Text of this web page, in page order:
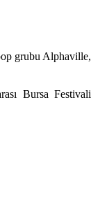
grubu Alphaville,
Bursa Festivali